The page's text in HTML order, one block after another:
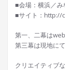
■会場：横浜／
■サイト：http://
第一、二幕は
第三幕は現地に
クリエイティブ